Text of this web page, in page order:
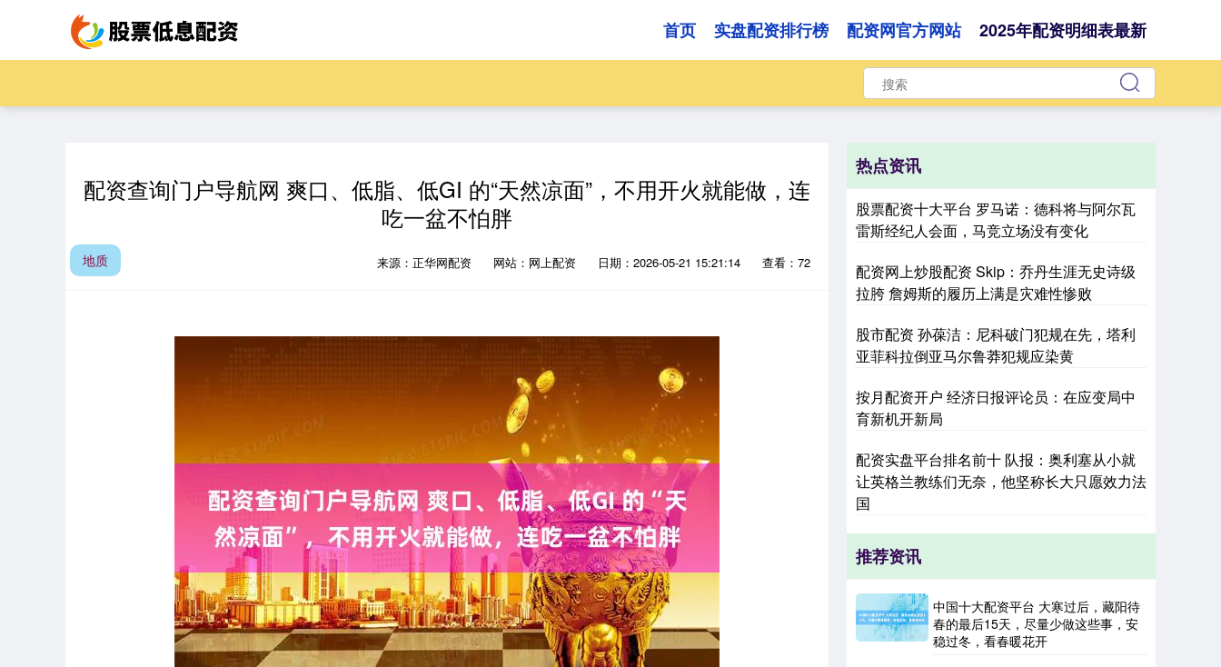
首页 实盘配资排行榜 配资网官方网站 2025年配资明细表最新
配资查询门户导航网 爽口、低脂、低GI 的“天然凉面”，不用开火就能做，连
吃一盆不怕胖
地质 来源：正华网配资 网站：网上配资 日期：2026-05-21 15:21:14 查看：72
热点资讯
股票配资十大平台 罗马诺：德科将与阿尔瓦
雷斯经纪人会面，马竞立场没有变化
配资网上炒股配资 Skip：乔丹生涯无史诗级
拉胯 詹姆斯的履历上满是灾难性惨败
股市配资 孙葆洁：尼科破门犯规在先，塔利
亚菲科拉倒亚马尔鲁莽犯规应染黄
按月配资开户 经济日报评论员：在应变局中
育新机开新局
配资实盘平台排名前十 队报：奥利塞从小就
让英格兰教练们无奈，他坚称长大只愿效力法
国
推荐资讯
中国十大配资平台 大寒过后，藏阳待
春的最后15天，尽量少做这些事，安
稳过冬，看春暖花开